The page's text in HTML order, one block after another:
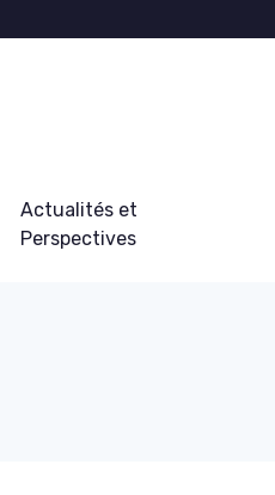
Actualités et
Perspectives